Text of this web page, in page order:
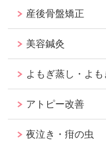
産後骨盤矯正
美容鍼灸
よもぎ蒸し・よ
アトピー改善
夜泣き・疳の虫